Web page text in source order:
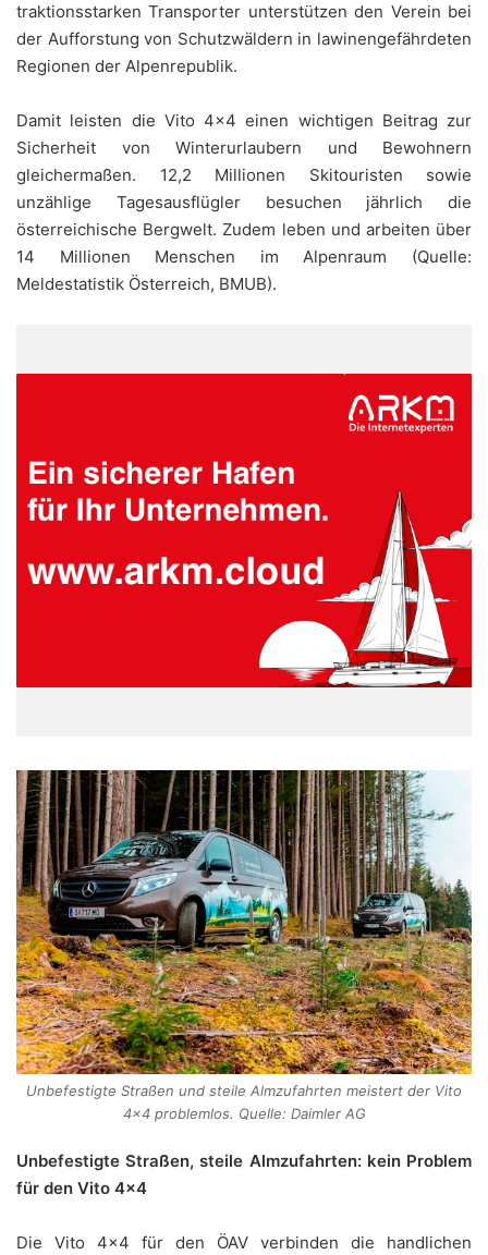
traktionsstarken Transporter unterstützen den Verein bei
der Aufforstung von Schutzwäldern in lawinengefährdeten
Regionen der Alpenrepublik.
Damit leisten die Vito 4×4 einen wichtigen Beitrag zur
Sicherheit von Winter­urlaubern und Bewohnern
gleichermaßen. 12,2 Millionen Skitouristen sowie
unzählige Tagesausflügler besuchen jährlich die
österreichische Bergwelt. Zudem leben und arbeiten über
14 Millionen Menschen im Alpenraum (Quelle:
Meldestatistik Österreich, BMUB).
Unbefestigte Straßen und steile Almzufahrten meistert der Vito
4×4 problemlos. Quelle: Daimler AG
Unbefestigte Straßen, steile Almzufahrten: kein Problem
für den Vito 4×4
Die Vito 4×4 für den ÖAV verbinden die handlichen